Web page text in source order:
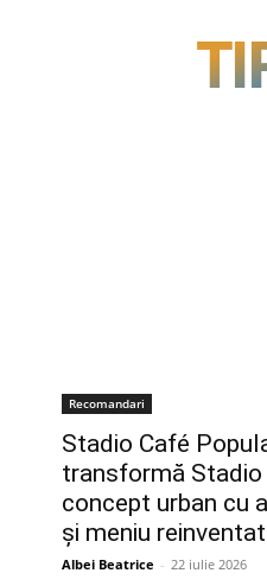
Recomandari
Stadio Café
transformă Stadio
concept urban cu
și meniu reinventat
Albei Beatrice - 22 iulie 2026